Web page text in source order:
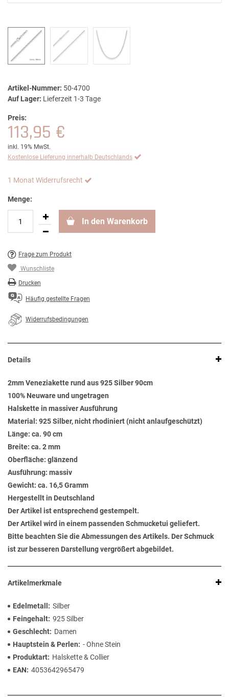
Artikel-Nummer: 50-4700
Auf Lager: Lieferzeit 1-3 Tage
Preis:
113,95 €
inkl. 19% MwSt.
Kostenlose Lieferung innerhalb Deutschlands
1 Monat Widerrufsrecht
Menge:
In den Warenkorb
Frage zum Produkt
Wunschliste
Drucken
Häufig gestellte Fragen
Widerrufsbedingungen
Details
2mm Veneziakette rund aus 925 Silber 90cm
100% Neuware und ungetragen
Halskette in massiver Ausführung
Material: 925 Silber, nicht rhodiniert (nicht anlaufgeschützt)
Länge: ca. 90 cm
Breite: ca. 2 mm
Oberfläche: glänzend
Ausführung: massiv
Gewicht: ca. 16,5 Gramm
Hergestellt in Deutschland
Der Artikel ist entsprechend gestempelt.
Der Artikel wird in einem passenden Schmucketui geliefert.
Bitte beachten Sie die Abmessungen des Artikels. Der Schmuck
ist zur besseren Darstellung vergrößert abgebildet.
Artikelmerkmale
Edelmetall
Silber
Feingehalt 925 Silber
Geschlecht
Damen
Hauptstein & Perlen
- Ohne Stein
Produktart
Halskette & Collier
EAN
4053642965479